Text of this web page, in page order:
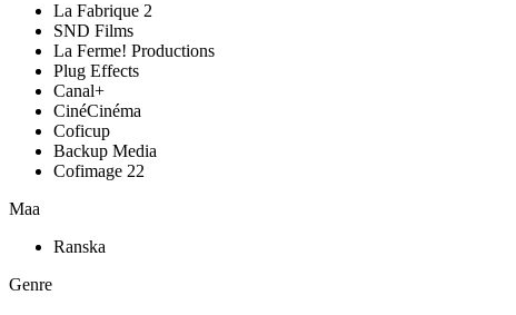
La Fabrique 2
SND Films
La Ferme! Productions
Plug Effects
Canal+
CinéCinéma
Coficup
Backup Media
Cofimage 22
Maa
Ranska
Genre